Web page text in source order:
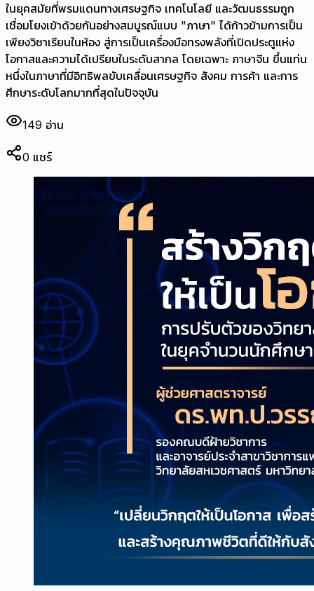
ในยุคสมัยที่พรมแดนทางเศรษฐกิจ เทคโนโลยี และวัฒนธรรมถูก
เชื่อมโยงเข้าด้วยกันอย่างสมบูรณ์แบบ "ภาษา" ได้ก้าวข้ามการเป็น
เพียงวิชาเรียนในห้อง สู่การเป็นเครื่องมือทรงพลังที่เปิดประตูแห่ง
โอกาสและความได้เปรียบในระดับสากล โดยเฉพาะ ภาษาจีน ขึ้นแท่น
หนึ่งในภาษาที่มีอิทธิพลขับเคลื่อนเศรษฐกิจ สังคม การค้า และการ
ศึกษาระดับโลกมากที่สุดในปัจจุบัน
149 อ่าน
0 แชร์